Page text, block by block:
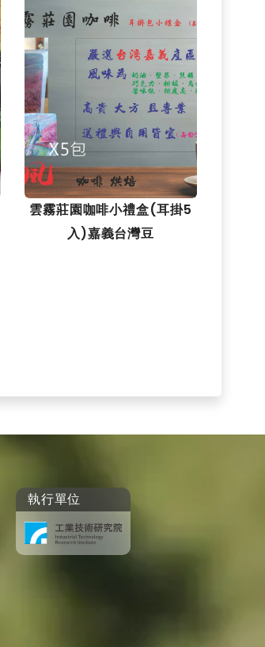
雲霧莊園咖啡小禮盒(耳掛5
入)嘉義台灣豆
執行單位